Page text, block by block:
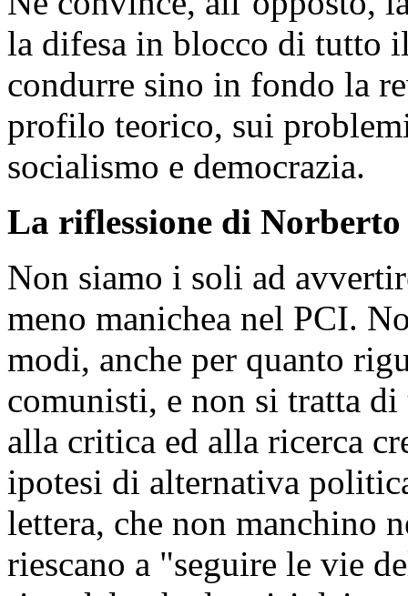
la difesa in blocco di tutto
condurre sino in fondo la
profilo teorico, sui
socialismo e democrazia.
La riflessione di
Non siamo i soli ad
meno manichea nel PCI.
modi, anche per quanto
comunisti, e non si tratta
alla critica ed alla ricerca
ipotesi di alternativa
lettera, che non manchino
riescano a "seguire le vie